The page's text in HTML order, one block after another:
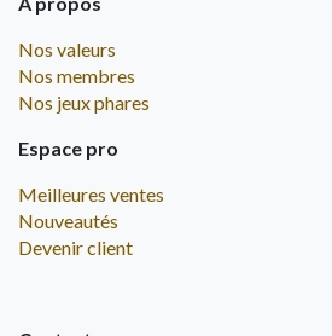
Nos valeurs
Nos membres
Nos jeux phares
Espace pro
Meilleures ventes
Nouveautés
Devenir client